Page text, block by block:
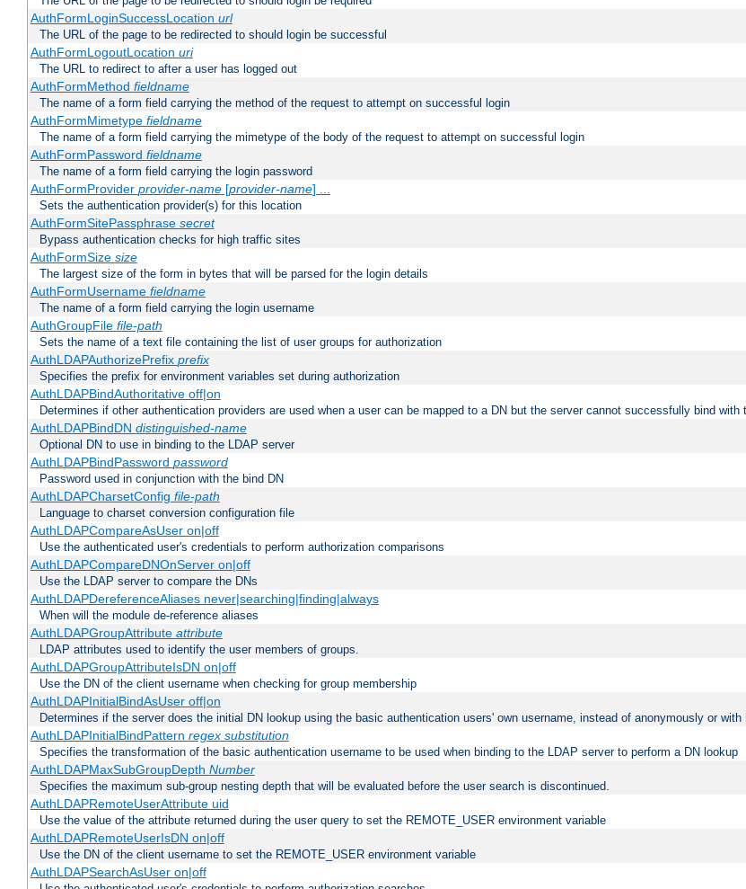
AuthFormLoginSuccessLocation url
The URL of the page to be redirected to should login be successful
AuthFormLogoutLocation uri
The URL to redirect to after a user has logged out
AuthFormMethod fieldname
The name of a form field carrying the method of the request to attempt on successful login
AuthFormMimetype fieldname
The name of a form field carrying the mimetype of the body of the request to attempt on successful login
AuthFormPassword fieldname
The name of a form field carrying the login password
AuthFormProvider provider-name[provider-name] ...
Sets the authentication provider(s) for this location
AuthFormSitePassphrase secret
Bypass authentication checks for high traffic sites
AuthFormSize size
The largest size of the form in bytes that will be parsed for the login details
AuthFormUsername fieldname
The name of a form field carrying the login username
AuthGroupFile file-path
Sets the name of a text file containing the list of user groups for authorization
AuthLDAPAuthorizePrefix prefix
Specifies the prefix for environment variables set during authorization
AuthLDAPBindAuthoritative off|on
Determines if other authentication providers are used when a user can be mapped to a DN but the server cannot successfully bind with
AuthLDAPBindDN distinguished-name
Optional DN to use in binding to the LDAP server
AuthLDAPBindPassword password
Password used in conjunction with the bind DN
AuthLDAPCharsetConfig file-path
Language to charset conversion configuration file
AuthLDAPCompareAsUser on|off
Use the authenticated user's credentials to perform authorization comparisons
AuthLDAPCompareDNOnServer on|off
Use the LDAP server to compare the DNs
AuthLDAPDereferenceAliases never|searching|finding|always
When will the module de-reference aliases
AuthLDAPGroupAttribute attribute
LDAP attributes used to identify the user members of groups.
AuthLDAPGroupAttributeIsDN on|off
Use the DN of the client username when checking for group membership
AuthLDAPInitialBindAsUser off|on
Determines if the server does the initial DN lookup using the basic authentication users' own username, instead of anonymously or
AuthLDAPInitialBindPattern regex substitution
Specifies the transformation of the basic authentication username to be used when binding to the LDAP server to perform a DN lookup
AuthLDAPMaxSubGroupDepth Number
Specifies the maximum sub-group nesting depth that will be evaluated before the user search is discontinued.
AuthLDAPRemoteUserAttribute uid
Use the value of the attribute returned during the user query to set the REMOTE_USER environment variable
AuthLDAPRemoteUserIsDN on|off
Use the DN of the client username to set the REMOTE_USER environment variable
AuthLDAPSearchAsUser on|off